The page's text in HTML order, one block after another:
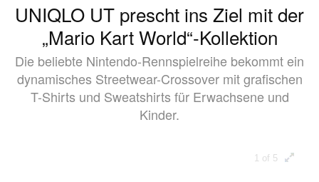
UNIQLO UT prescht ins Ziel mit der
„Mario Kart World“-Kollektion
Die beliebte Nintendo-Rennspielreihe bekommt ein
dynamisches Streetwear-Crossover mit grafischen
T-Shirts und Sweatshirts für Erwachsene und
Kinder.
1 of 5